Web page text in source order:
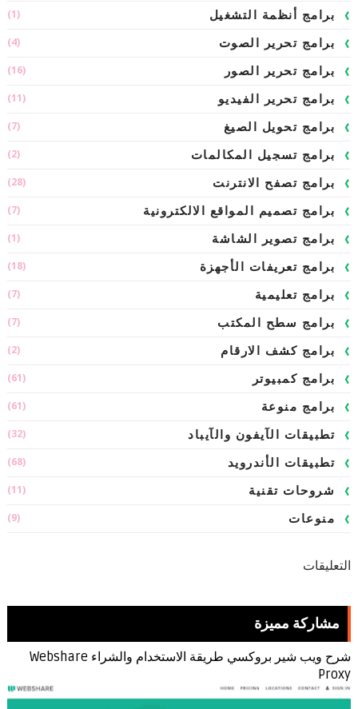
برامج أنظمة التشغيل (1)
برامج تحرير الصوت (4)
برامج تحرير الصور (16)
برامج تحرير الفيديو (11)
برامج تحويل الصيغ (7)
برامج تسجيل المكالمات (2)
برامج تصفح الانترنت (28)
برامج تصميم المواقع الالكترونية (7)
برامج تصوير الشاشة (1)
برامج تعريفات الأجهزة (18)
برامج تعليمية (7)
برامج سطح المكتب (7)
برامج كشف الارقام (2)
برامج كمبيوتر (61)
برامج منوعة (61)
تطبيقات الآيفون والآيباد (32)
تطبيقات الأندرويد (68)
شروحات تقنية (11)
منوعات (9)
التعليقات
مشاركة مميزة
شرح ويب شير بروكسي طريقة الاستخدام والشراء Webshare
Proxy